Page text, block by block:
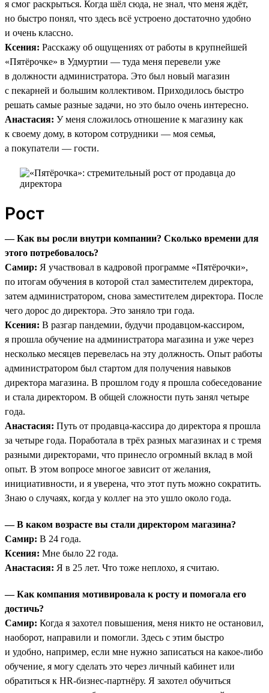
я смог раскрыться. Когда шёл сюда, не знал, что меня ждёт,
но быстро понял, что здесь всё устроено достаточно удобно
и очень классно.
Ксения: Расскажу об ощущениях от работы в крупнейшей
«Пятёрочке» в Удмуртии — туда меня перевели уже
в должности администратора. Это был новый магазин
с пекарней и большим коллективом. Приходилось быстро
решать самые разные задачи, но это было очень интересно.
Анастасия: У меня сложилось отношение к магазину как
к своему дому, в котором сотрудники — моя семья,
а покупатели — гости.
Рост
— Как вы росли внутри компании? Сколько времени для
этого потребовалось?
Самир: Я участвовал в кадровой программе «Пятёрочки»,
по итогам обучения в которой стал заместителем директора,
затем администратором, снова заместителем директора. После
чего дорос до директора. Это заняло три года.
Ксения: В разгар пандемии, будучи продавцом-кассиром,
я прошла обучение на администратора магазина и уже через
несколько месяцев перевелась на эту должность. Опыт работы
администратором был стартом для получения навыков
директора магазина. В прошлом году я прошла собеседование
и стала директором. В общей сложности путь занял четыре
года.
Анастасия: Путь от продавца-кассира до директора я прошла
за четыре года. Поработала в трёх разных магазинах и с тремя
разными директорами, что принесло огромный вклад в мой
опыт. В этом вопросе многое зависит от желания,
инициативности, и я уверена, что этот путь можно сократить.
Знаю о случаях, когда у коллег на это ушло около года.
— В каком возрасте вы стали директором магазина?
Самир: В 24 года.
Ксения: Мне было 22 года.
Анастасия: Я в 25 лет. Что тоже неплохо, я считаю.
— Как компания мотивировала к росту и помогала его
достичь?
Самир: Когда я захотел повышения, меня никто не остановил,
наоборот, направили и помогли. Здесь с этим быстро
и удобно, например, если мне нужно записаться на какое-либо
обучение, я могу сделать это через личный кабинет или
обратиться к HR-бизнес-партнёру. Я захотел обучиться